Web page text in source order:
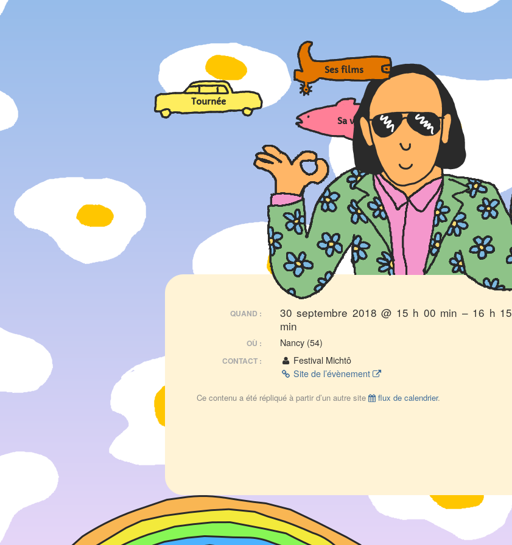
Sa vie
Ses films
Tournée
QUAND :
30 septembre 2018 @ 15 h 00 min – 16 h 15
min
OÙ : Nancy (54)
CONTACT :
Festival Michtô
Site de l’évènement
Ce contenu a été répliqué à partir d’un autre site flux de calendrier.